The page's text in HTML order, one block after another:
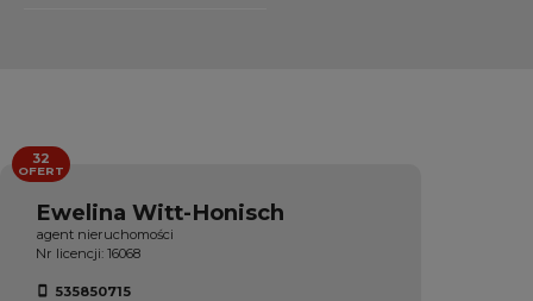
Ewelina Witt-Honisch
agent nieruchomości
Nr licencji: 16068
535850715
32
OFERT